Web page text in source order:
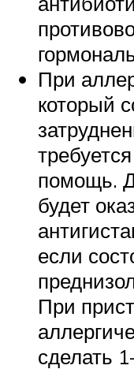
При
который
помощь.
будет
если
При
сделать